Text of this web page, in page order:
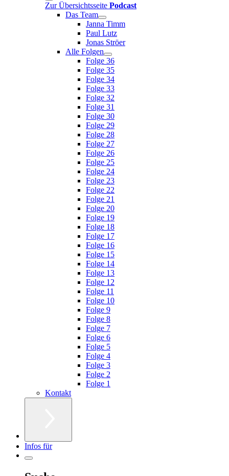
Zur Übersichtsseite Podcast
Das Team
Janna Timm
Paul Lutz
Jonas Ströer
Alle Folgen
Folge 36
Folge 35
Folge 34
Folge 33
Folge 32
Folge 31
Folge 30
Folge 29
Folge 28
Folge 27
Folge 26
Folge 25
Folge 24
Folge 23
Folge 22
Folge 21
Folge 20
Folge 19
Folge 18
Folge 17
Folge 16
Folge 15
Folge 14
Folge 13
Folge 12
Folge 11
Folge 10
Folge 9
Folge 8
Folge 7
Folge 6
Folge 5
Folge 4
Folge 3
Folge 2
Folge 1
Kontakt
Infos für